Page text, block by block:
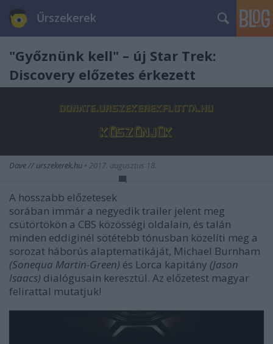
Űrszekerek
"Győznünk kell" – új Star Trek:
Discovery előzetes érkezett
Dave // urszekerek.hu • 2017. augusztus 18.
A hosszabb előzetesek
sorában immár a negyedik trailer jelent meg
csütörtökön a CBS közösségi oldalain, és talán
minden eddiginél sötétebb tónusban közelíti meg a
sorozat háborús alaptematikáját, Michael Burnham
(Sonequa Martin-Green) és Lorca kapitány (Jason
Isaacs) dialógusain keresztül. Az előzetest magyar
felirattal mutatjuk!